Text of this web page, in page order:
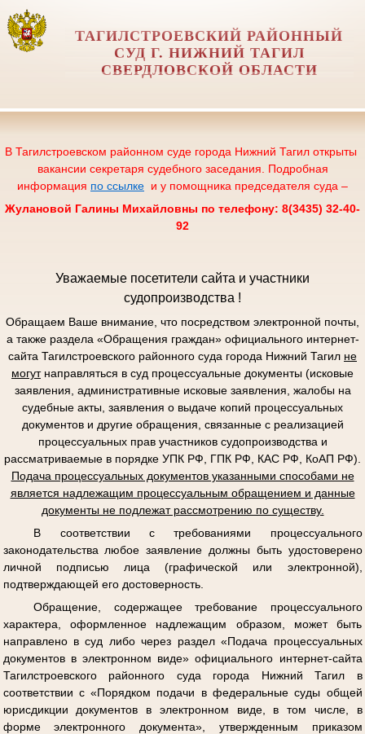
ТАГИЛСТРОЕВСКИЙ РАЙОННЫЙ
СУД Г. НИЖНИЙ ТАГИЛ
СВЕРДЛОВСКОЙ ОБЛАСТИ
В Тагилстроевском районном суде города Нижний Тагил открыты
вакансии секретаря судебного заседания. Подробная
информация по ссылке и у помощника председателя суда –
Жулановой Галины Михайловны по телефону: 8(3435) 32-40-
92
Уважаемые посетители сайта и участники
судопроизводства !
Обращаем Ваше внимание, что посредством электронной почты,
а также раздела «Обращения граждан» официального интернет-
сайта Тагилстроевского районного суда города Нижний Тагил не
могутнаправляться в суд процессуальные документы (исковые
заявления, административные исковые заявления, жалобы на
судебные акты, заявления о выдаче копий процессуальных
документов и другие обращения, связанные с реализацией
процессуальных прав участников судопроизводства и
рассматриваемые в порядке УПК РФ, ГПК РФ, КАС РФ, КоАП РФ).
Подача процессуальных документов указанными способами не
является надлежащим процессуальным обращением и данные
документы не подлежат рассмотрению по существу.
В соответствии с требованиями процессуального
законодательства любое заявление должны быть удостоверено
личной подписью лица (графической или электронной),
подтверждающей его достоверность.
Обращение, содержащее требование процессуального
характера, оформленное надлежащим образом, может быть
направлено в суд либо через раздел «Подача процессуальных
документов в электронном виде» официального интернет-сайта
Тагилстроевского районного суда города Нижний Тагил в
соответствии с «Порядком подачи в федеральные суды общей
юрисдикции документов в электронном виде, в том числе, в
форме электронного документа», утвержденным приказом